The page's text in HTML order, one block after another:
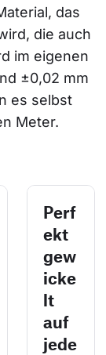
das
die auch
im eigenen
±0,02 mm
es selbst
Meter.
Perf
ekt
gew
icke
lt
auf
jede